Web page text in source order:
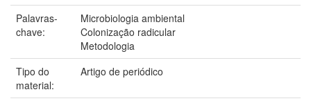
Palavras-
chave:
Microbiologia ambiental
Colonização radicular
Metodologia
Tipo do
material:
Artigo de periódico